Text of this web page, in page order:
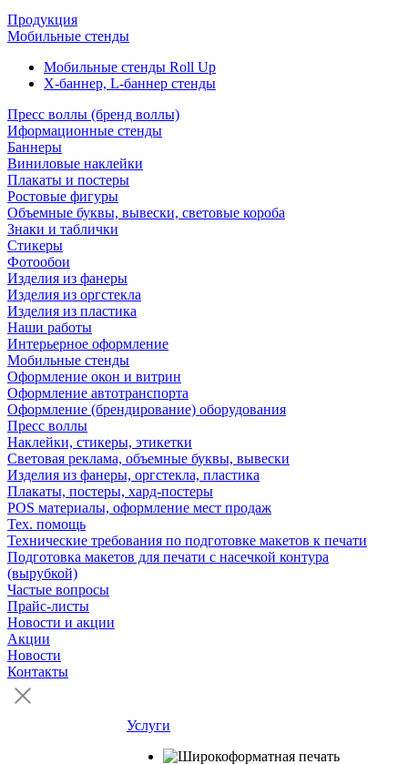
Продукция
Мобильные стенды
Мобильные стенды Roll Up
Х-баннер, L-баннер стенды
Пресс воллы (бренд воллы)
Иформационные стенды
Баннеры
Виниловые наклейки
Плакаты и постеры
Ростовые фигуры
Объемные буквы, вывески, световые короба
Знаки и таблички
Стикеры
Фотообои
Изделия из фанеры
Изделия из оргстекла
Изделия из пластика
Наши работы
Интерьерное оформление
Мобильные стенды
Оформление окон и витрин
Оформление автотранспорта
Оформление (брендирование) оборудования
Пресс воллы
Наклейки, стикеры, этикетки
Световая реклама, объемные буквы, вывески
Изделия из фанеры, оргстекла, пластика
Плакаты, постеры, хард-постеры
POS материалы, оформление мест продаж
Тех. помощь
Технические требования по подготовке макетов к печати
Подготовка макетов для печати с насечкой контура
(вырубкой)
Частые вопросы
Прайс-листы
Новости и акции
Акции
Новости
Контакты
Услуги